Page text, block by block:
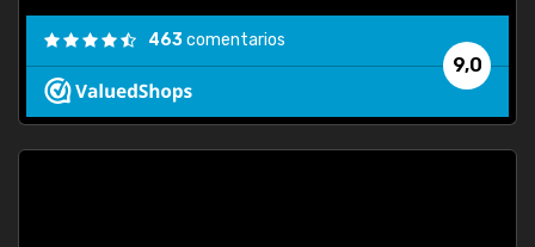
9,0
463comentarios